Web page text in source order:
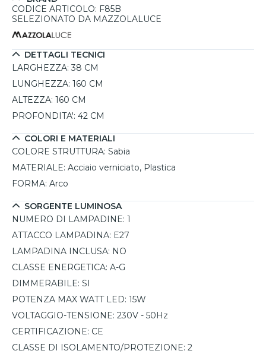
potenza massima di 15W, questa lampada offre la
esigenze, grazie al suo attacco E27. La piantana è
dimmerabile, permettendo di creare atmosfere diverse a
seconda dell'umore. Ideale per soggiorni, studi o angoli
lettura, aggiunge un tocco di calore e stile a qualsiasi
illuminare senza ingombrare, mentre la protezione IP20 la
rende adatta per utilizzi interni.
CODICE ARTICOLO: F85B
SELEZIONATO DA MAZZOLALUCE
DETTAGLI TECNICI
LARGHEZZA: 38 CM
LUNGHEZZA: 160 CM
ALTEZZA: 160 CM
PROFONDITA': 42 CM
COLORI E MATERIALI
COLORE STRUTTURA: Sabia
MATERIALE: Acciaio verniciato, Plastica
FORMA: Arco
SORGENTE LUMINOSA
NUMERO DI LAMPADINE: 1
ATTACCO LAMPADINA: E27
LAMPADINA INCLUSA: NO
CLASSE ENERGETICA: A-G
DIMMERABILE: SI
POTENZA MAX WATT LED: 15W
VOLTAGGIO-TENSIONE: 230V - 50Hz
CERTIFICAZIONE: CE
CLASSE DI ISOLAMENTO/PROTEZIONE: 2